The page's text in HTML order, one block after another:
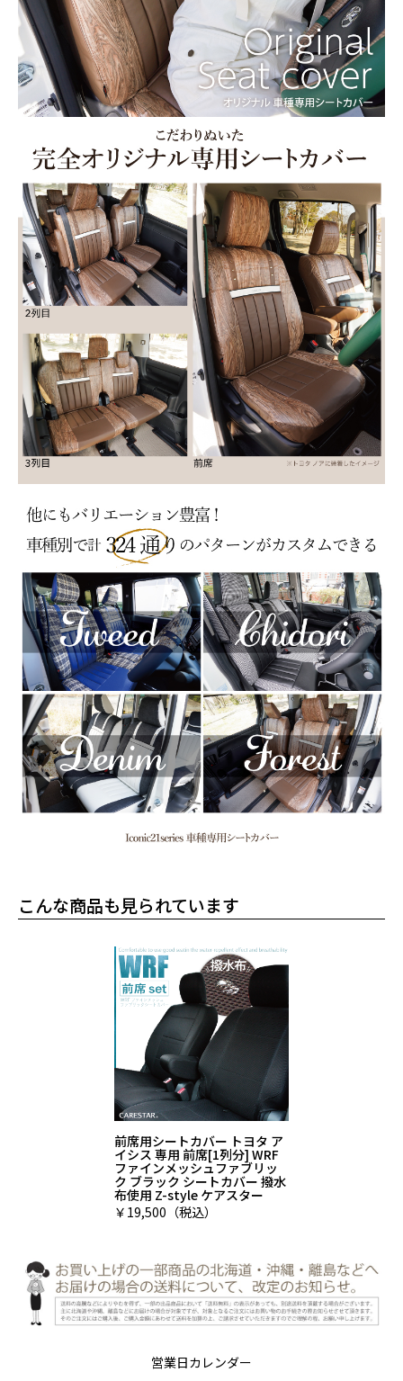
こんな商品も見られています
前席用シートカバー トヨタ ア
イシス 専用 前席[1列分] WRF
ファインメッシュファブリッ
ク ブラック シートカバー 撥水
布使用 Z-style ケアスター
￥19,500（税込）
営業日カレンダー